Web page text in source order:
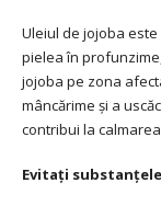
Uleiul de jojoba
pielea în
jojoba pe zona
mâncărime și a
contribui la
Evitați